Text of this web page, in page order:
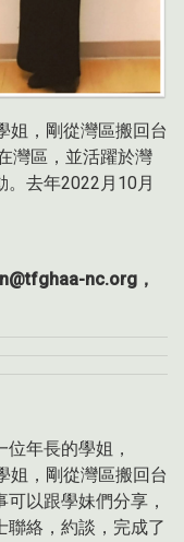
姐，剛從灣區搬回台
灣區，並活躍於灣
。去年2022月10月
nc.org，
年長的學姐，
姐，剛從灣區搬回台
以跟學妹們分享，
聯絡，約談，完成了